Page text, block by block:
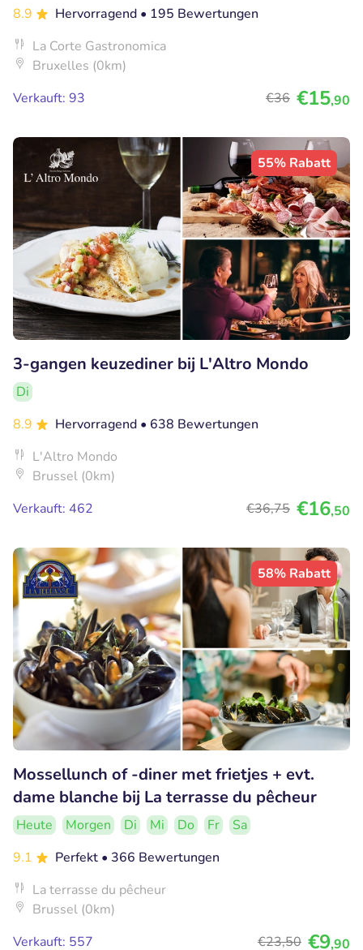
8.9
Hervorragend • 195 Bewertungen
La Corte Gastronomica
Bruxelles (0km)
Verkauft: 93
€36 €15,90
55% Rabatt
3-gangen keuzediner bij L'Altro Mondo
Di
8.9
Hervorragend • 638 Bewertungen
L'Altro Mondo
Brussel (0km)
Verkauft: 462
€36,75 €16,50
58% Rabatt
Mossellunch of -diner met frietjes + evt.
dame blanche bij La terrasse du pêcheur
Heute Morgen Di Mi Do Fr
Sa
9.1
Perfekt • 366 Bewertungen
La terrasse du pêcheur
Brussel (0km)
Verkauft: 557
€23,50 €9,90